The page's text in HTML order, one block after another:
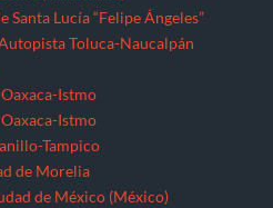
Cruz
Gasoducto Tuxpan – Tula
Golfo (Veracruz y Puebla)
Natural Norte-Noroeste
MichoacánMigrantes